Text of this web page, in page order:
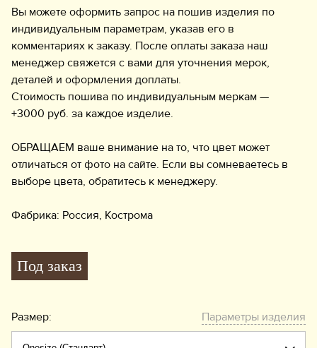
Вы можете оформить запрос на пошив изделия по
индивидуальным параметрам, указав его в
комментариях к заказу. После оплаты заказа наш
менеджер свяжется с вами для уточнения мерок,
деталей и оформления доплаты.
Стоимость пошива по индивидуальным меркам —
+3000 руб. за каждое изделие.
ОБРАЩАЕМ ваше внимание на то, что цвет может
отличаться от фото на сайте. Если вы сомневаетесь в
выборе цвета, обратитесь к менеджеру.
Фабрика: Россия, Кострома
Под заказ
Размер: Параметры изделия